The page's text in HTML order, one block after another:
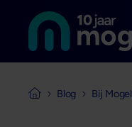
Overslaan en
Naar de homepage
Naar de
Blog Bij